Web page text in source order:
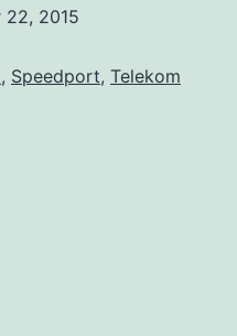
22, 2015
, Speedport, Telekom